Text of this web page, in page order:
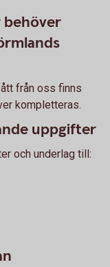
från oss finns
kompletteras.
uppgifter
och underlag till: